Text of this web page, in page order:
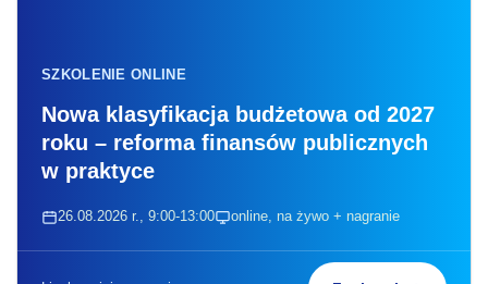
SZKOLENIE ONLINE
Nowa klasyfikacja budżetowa od 2027
roku – reforma finansów publicznych
w praktyce
26.08.2026 r., 9:00-13:00 online, na żywo + nagranie